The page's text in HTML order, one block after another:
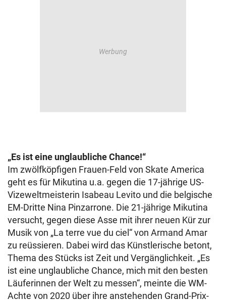
„Es ist eine unglaubliche Chance!“
Im zwölfköpfigen Frauen-Feld von Skate America
geht es für Mikutina u.a. gegen die 17-jährige US-
Vizeweltmeisterin Isabeau Levito und die belgische
EM-Dritte Nina Pinzarrone. Die 21-jährige Mikutina
versucht, gegen diese Asse mit ihrer neuen Kür zur
Musik von „La terre vue du ciel“ von Armand Amar
zu reüssieren. Dabei wird das Künstlerische betont,
Thema des Stücks ist Zeit und Vergänglichkeit. „Es
ist eine unglaubliche Chance, mich mit den besten
Läuferinnen der Welt zu messen“, meinte die WM-
Achte von 2020 über ihre anstehenden Grand-Prix-